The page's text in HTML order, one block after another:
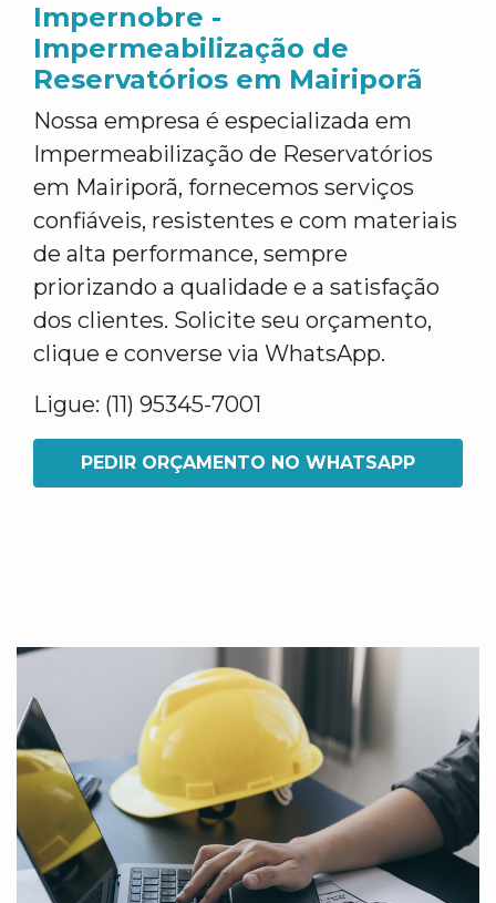
Impernobre -
Impermeabilização de
Reservatórios em Mairiporã
Nossa empresa é especializada em
Impermeabilização de Reservatórios
em Mairiporã, fornecemos serviços
confiáveis, resistentes e com materiais
de alta performance, sempre
priorizando a qualidade e a satisfação
dos clientes. Solicite seu orçamento,
clique e converse via WhatsApp.
Ligue: (11) 95345-7001
PEDIR ORÇAMENTO NO WHATSAPP